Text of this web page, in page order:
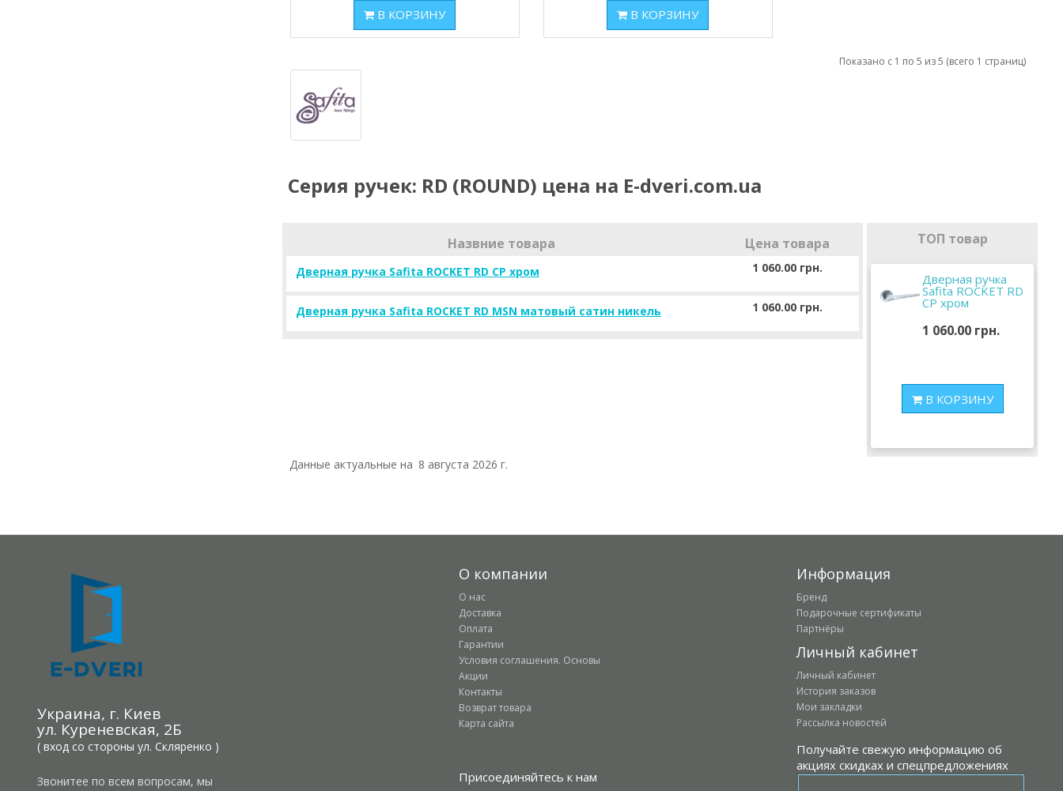
В КОРЗИНУ В КОРЗИНУ
Показано с 1 по 5 из 5 (всего 1 страниц)
Серия ручек: RD (ROUND) цена на E-dveri.com.ua
Назвние товара Цена товара
Дверная ручка Safita ROCKET RD CP хром 1 060.00 грн.
Дверная ручка Safita ROCKET RD MSN матовый сатин никель 1 060.00 грн.
ТОП товар
Дверная ручка
Safita ROCKET RD
CP хром
1 060.00 грн.
В КОРЗИНУ
Данные актуальные на 8 августа 2026 г.
Украина, г. Киев
ул. Куреневская, 2Б
( вход со стороны ул. Скляренко )
Звонитее по всем вопросам, мы
О компании
О нас
Доставка
Оплата
Гарантии
Условия соглашения. Основы
Акции
Контакты
Возврат товара
Карта сайта
Присоединяйтесь к нам
Информация
Бренд
Подарочные сертификаты
Партнёры
Личный кабинет
Личный кабинет
История заказов
Мои закладки
Рассылка новостей
Получайте свежую информацию об
акциях скидках и спецпредложениях